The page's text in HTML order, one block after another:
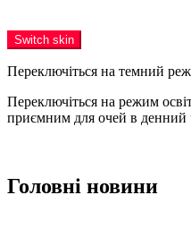
Switch skin
Переключіться на темний
Переключіться на режим
приємним для очей в денний
Головні новини